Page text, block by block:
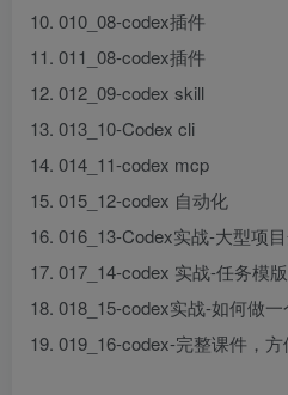
10. 010_08-codex插件
11. 011_08-codex插件
12. 012_09-codex skill
13. 013_10-Codex cli
14. 014_11-codex mcp
15. 015_12-codex 自动化
16. 016_13-Codex实战-大型项
17. 017_14-codex 实战-任务模
18. 018_15-codex实战-如何做
19. 019_16-codex-完整课件，